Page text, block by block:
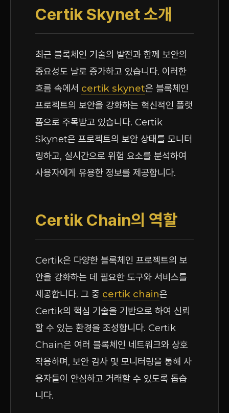
Certik Skynet 소개
최근 블록체인 기술의 발전과 함께 보안의
중요성도 날로 증가하고 있습니다. 이러한
흐름 속에서 certik skynet은 블록체인
프로젝트의 보안을 강화하는 혁신적인 플랫
폼으로 주목받고 있습니다. Certik
Skynet은 프로젝트의 보안 상태를 모니터
링하고, 실시간으로 위험 요소를 분석하여
사용자에게 유용한 정보를 제공합니다.
Certik Chain의 역할
Certik은 다양한 블록체인 프로젝트의 보
안을 강화하는 데 필요한 도구와 서비스를
제공합니다. 그 중 certik chain은
Certik의 핵심 기술을 기반으로 하여 신뢰
할 수 있는 환경을 조성합니다. Certik
Chain은 여러 블록체인 네트워크와 상호
작용하며, 보안 감사 및 모니터링을 통해 사
용자들이 안심하고 거래할 수 있도록 돕습
니다.